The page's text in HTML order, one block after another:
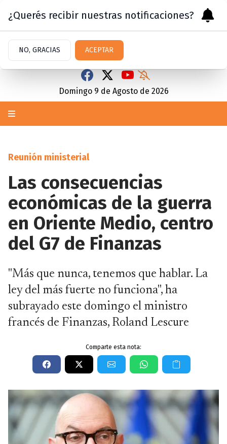
Domingo 9 de Agosto de 2026
Reunión ministerial
Las consecuencias
económicas de la guerra
en Oriente Medio, centro
del G7 de Finanzas
"Más que nunca, tenemos que hablar. La
ley del más fuerte no funciona", ha
subrayado este domingo el ministro
francés de Finanzas, Roland Lescure
Comparte esta nota:
¿Querés recibir nuestras notificaciones?
NO, GRACIAS ACEPTAR